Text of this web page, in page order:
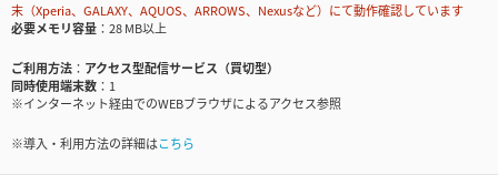
末（Xperia、GALAXY、AQUOS、ARROWS、Nexusなど）にて動作確認しています
必要メモリ容量
28 MB以上
ご利用方法
アクセス型配信サービス（買切型）
同時使用端末数
1
※インターネット経由でのWEBブラウザによるアクセス参照
※導入・利用方法の詳細はこちら